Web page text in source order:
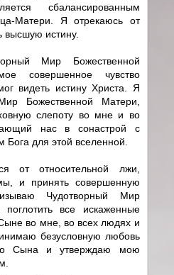
сбалансированным
Матери. Я отрекаюсь от
высшую истину.
Мир Божественной
совершенное чувство
видеть истину Христа. Я
Божественной Матери,
слепоту во мне и во
нас в сонастрой с
для этой вселенной.
от относительной лжи,
и принять совершенную
Чудотворный Мир
все искаженные
во мне, во всех людях и
безусловную любовь
Сына и утверждаю мою